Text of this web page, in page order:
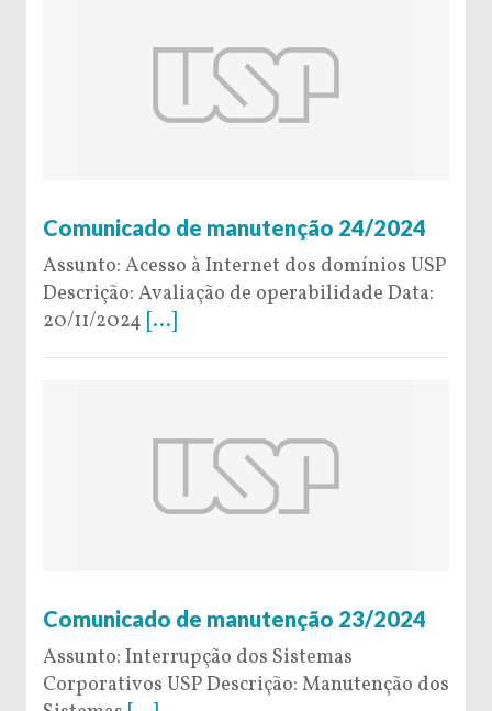
Comunicado de manutenção 24/2024
Assunto: Acesso à Internet dos domínios USP
Descrição: Avaliação de operabilidade Data:
20/11/2024 [...]
Comunicado de manutenção 23/2024
Assunto: Interrupção dos Sistemas
Corporativos USP Descrição: Manutenção dos